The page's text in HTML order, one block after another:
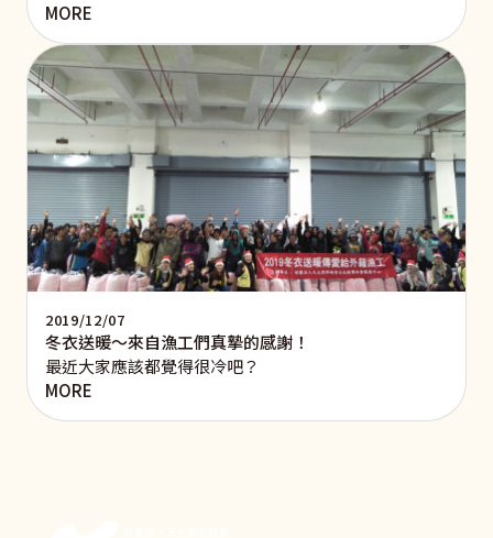
MORE
2019/12/07
冬衣送暖～來自漁工們真摯的感謝！
最近大家應該都覺得很冷吧？
MORE